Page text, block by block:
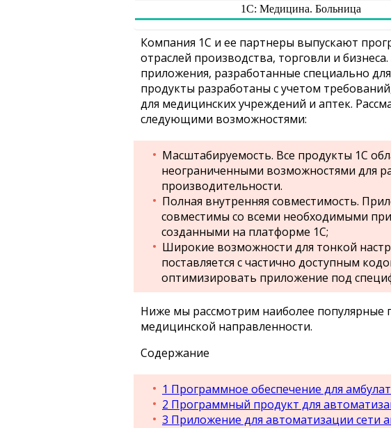
1С: Медицина. Больница
Компания 1С и ее партнеры выпускают
отраслей производства, торговли и
приложения, разработанные специально
продукты разработаны с учетом
для медицинских учреждений и аптек.
следующими возможностями:
Масштабируемость. Все продукты 1С
неограниченными возможностями для
производительности.
Полная внутренняя совместимость.
совместимы со всеми необходимыми
созданными на платформе 1С;
Широкие возможности для тонкой
поставляется с частично доступным
оптимизировать приложение под
Ниже мы рассмотрим наиболее популярные
медицинской направленности.
Содержание
1 Программное обеспечение для
2 Программный продукт для
3 Приложение для автоматизации сети